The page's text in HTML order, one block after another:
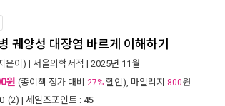
궤양성 대장염 바르게 이해하기
은이) | 서울의학서적 | 2025년 11월
원 (종이책 정가 대비 27% 할인), 마일리지 800원
(2) | 세일즈포인트 : 45